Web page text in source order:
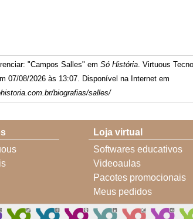
"Campos Salles" em Só História. Virtuous
07/08/2026 às 13:07. Disponível na Internet em
biografias/salles/
Loja virtual
Softwares educativos
Videoaulas
Pacotes promocionais
Meus pedidos